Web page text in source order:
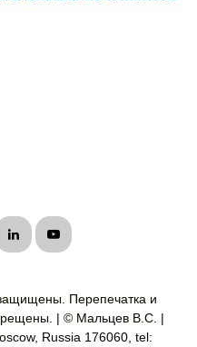
Перепечатка и
| © Мальцев В.С. |
Russia 176060, tel: